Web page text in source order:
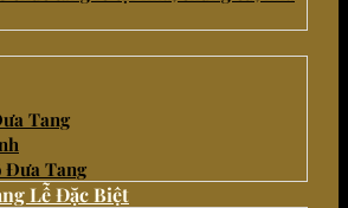
Tang
Đưa Tang
Lễ Đặc Biệt